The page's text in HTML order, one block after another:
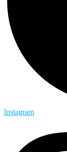
Instagram